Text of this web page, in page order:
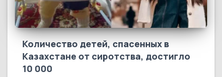
Количество детей, спасенных в
Казахстане от сиротства, достигло
10 000